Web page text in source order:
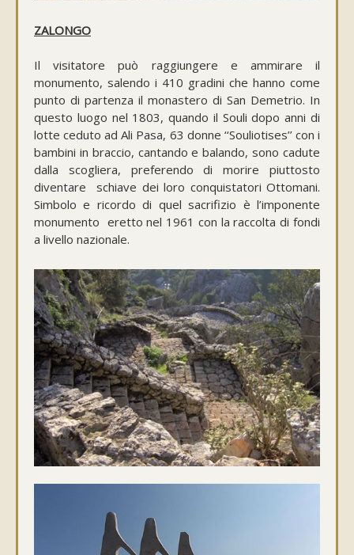
ZALONGO
Il visitatore può raggiungere e ammirare il
monumento, salendo i 410 gradini che hanno come
punto di partenza il monastero di San Demetrio. In
questo luogo nel 1803, quando il Souli dopo anni di
lotte ceduto ad Ali Pasa, 63 donne ‘‘Souliotises’’ con i
bambini in braccio, cantando e balando, sono cadute
dalla scogliera, preferendo di morire piuttosto
diventare schiave dei loro conquistatori Ottomani.
Simbolo e ricordo di quel sacrifizio è l’imponente
monumento eretto nel 1961 con la raccolta di fondi
a livello nazionale.